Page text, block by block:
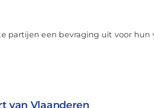
partijen een bevraging uit voor
van Vlaanderen